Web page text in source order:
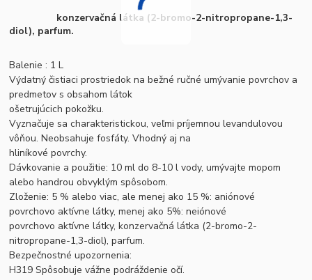
konzervačná látka (2-bromo-2-nitropropane-1,3-
diol), parfum.
Balenie : 1 L
Výdatný čistiaci prostriedok na bežné ručné umývanie povrchov a
predmetov s obsahom látok
ošetrujúcich pokožku.
Vyznačuje sa charakteristickou, veľmi príjemnou levandulovou
vôňou. Neobsahuje fosfáty. Vhodný aj na
hliníkové povrchy.
Dávkovanie a použitie: 10 ml do 8-10 l vody, umývajte mopom
alebo handrou obvyklým spôsobom.
Zloženie: 5 % alebo viac, ale menej ako 15 %: aniónové
povrchovo aktívne látky, menej ako 5%: neiónové
povrchovo aktívne látky, konzervačná látka (2-bromo-2-
nitropropane-1,3-diol), parfum.
Bezpečnostné upozornenia:
H319 Spôsobuje vážne podráždenie očí.